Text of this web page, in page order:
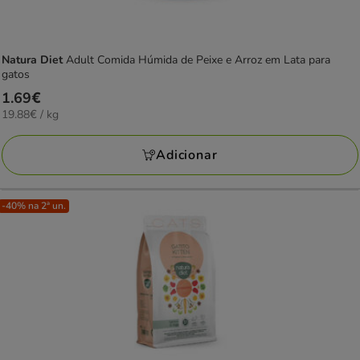
Natura DietAdult Comida Húmida de Peixe e Arroz em Lata para
gatos
Preço
1.69€
1.69€
19.88€
KG
19.88€ / kg
Adicionar
-40% na 2ª un.